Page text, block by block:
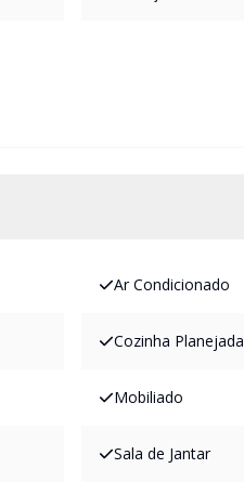
Ar Condicionado
Cozinha Planejada
Mobiliado
Sala de Jantar